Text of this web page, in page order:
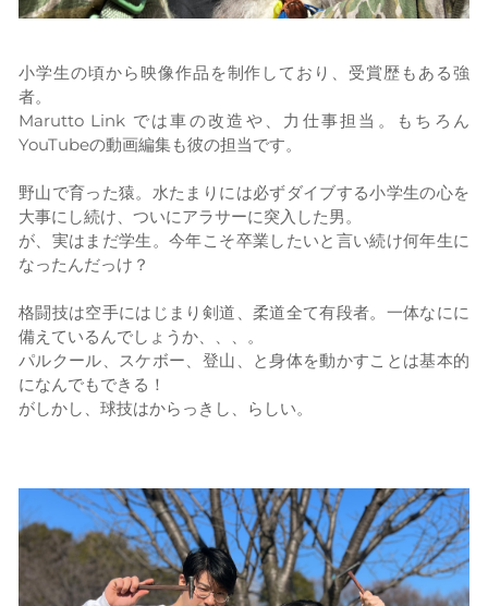
小学生の頃から映像作品を制作しており、受賞歴もある強
者。
Marutto Link では車の改造や、力仕事担当。もちろん
YouTubeの動画編集も彼の担当です。
野山で育った猿。水たまりには必ずダイブする小学生の心を
大事にし続け、ついにアラサーに突入した男。
が、実はまだ学生。今年こそ卒業したいと言い続け何年生に
なったんだっけ？
格闘技は空手にはじまり剣道、柔道全て有段者。一体なにに
備えているんでしょうか、、、。
パルクール、スケボー、登山、と身体を動かすことは基本的
になんでもできる！
がしかし、球技はからっきし、らしい。